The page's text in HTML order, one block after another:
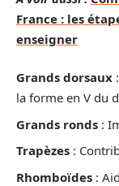
France : les
enseigner
Grands dorsaux
la forme en V du
Grands ronds :
Trapèzes :
Rhomboïdes :